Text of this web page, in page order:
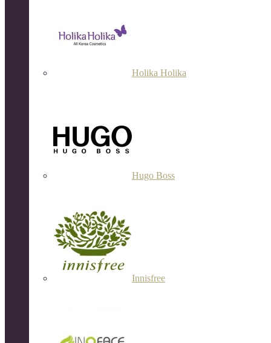
Holika Holika
Hugo Boss
Innisfree